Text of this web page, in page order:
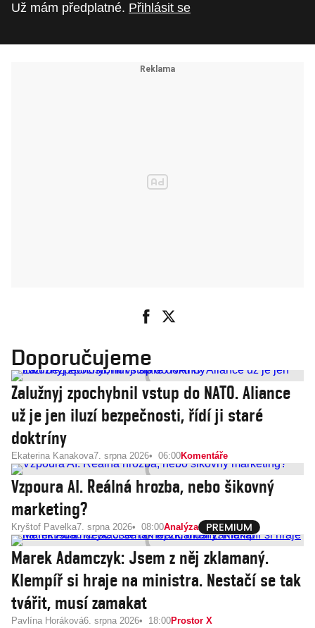
Už mám předplatné. Přihlásit se
Doporučujeme
Zalužnyj zpochybnil vstup do NATO. Aliance
už je jen iluzí bezpečnosti, řídí ji staré
doktríny
Ekaterina Kanakova7. srpna 2026 06:00Komentáře
Vzpoura AI. Reálná hrozba, nebo šikovný
marketing?
Kryštof Pavelka7. srpna 2026 08:00Analýza
Marek Adamczyk: Jsem z něj zklamaný.
Klempíř si hraje na ministra. Nestačí se tak
tvářit, musí zamakat
Pavlína Horáková6. srpna 2026 18:00Prostor X